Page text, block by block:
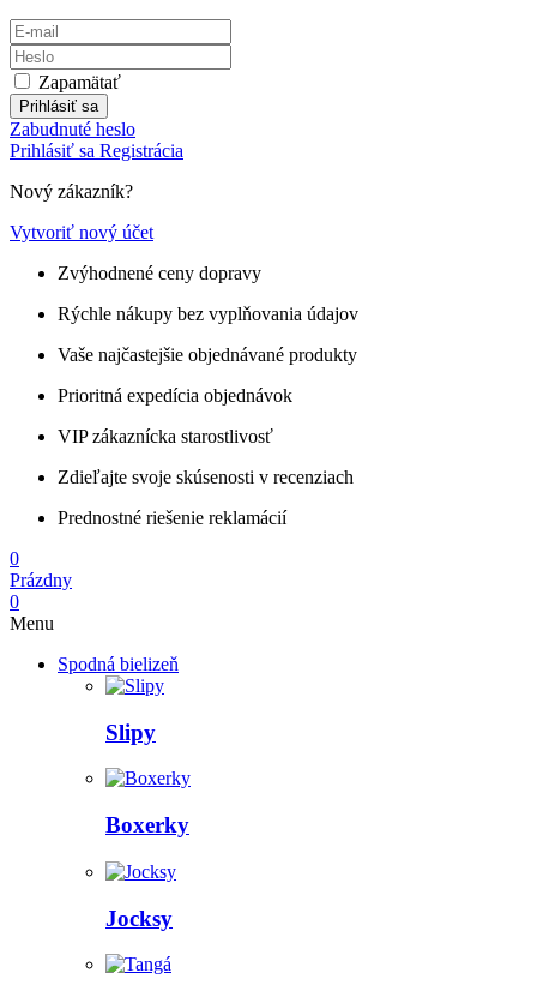
Zapamätať
Prihlásiť sa
Zabudnuté heslo
Prihlásiť sa Registrácia
Nový zákazník?
Vytvoriť nový účet
Zvýhodnené ceny dopravy
Rýchle nákupy bez vyplňovania údajov
Vaše najčastejšie objednávané produkty
Prioritná expedícia objednávok
VIP zákaznícka starostlivosť
Zdieľajte svoje skúsenosti v recenziach
Prednostné riešenie reklamácií
0
Prázdny
0
Menu
Spodná bielizeň
Slipy
Boxerky
Jocksy